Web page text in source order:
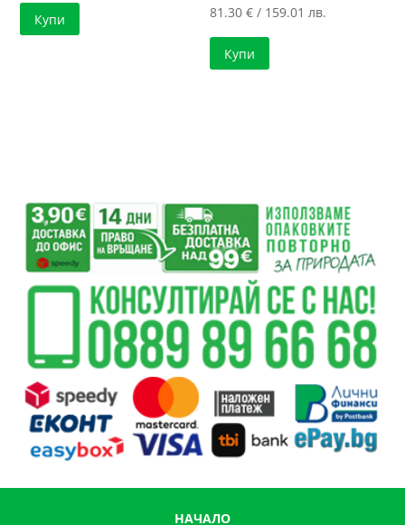
Купи 81.30€ / 159.01 лв.
Купи
НАЧАЛО